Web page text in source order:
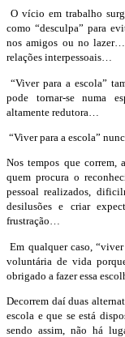
O vício em trabalho
como “desculpa” para
nos amigos ou no
relações interpessoais…
“Viver para a escola”
pode tornar-se numa
altamente redutora…
“Viver para a escola”
Nos tempos que correm,
quem procura o
pessoal realizados,
desilusões e criar
frustração…
Em qualquer caso, “viver
voluntária de vida
obrigado a fazer essa
Decorrem daí duas
escola e que se está
sendo assim, não há